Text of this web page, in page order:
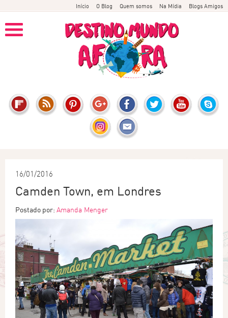
Início O Blog Quem somos Na Mídia Blogs Amigos
16/01/2016
Camden Town, em Londres
Postado por: Amanda Menger